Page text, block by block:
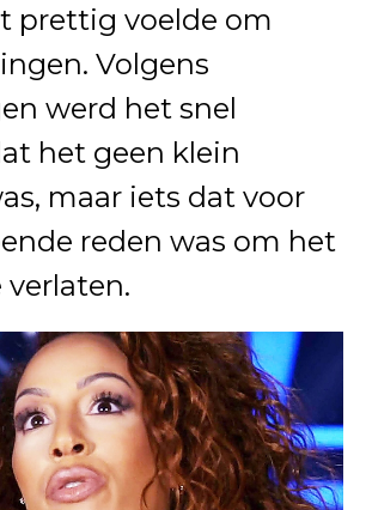
prettig voelde om
Volgens
werd het snel
het geen klein
maar iets dat voor
reden was om het